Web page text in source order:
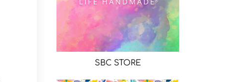
SBC STORE